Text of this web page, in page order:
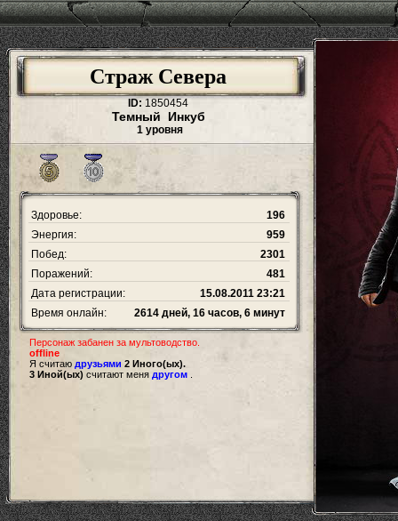
Страж Севера
ID: 1850454
Темный Инкуб
1 уровня
Здоровье:
196
Энергия:
959
Побед:
2301
Поражений:
481
Дата регистрации:
15.08.2011 23:21
Время онлайн:
2614 дней, 16 часов, 6 минут
Персонаж забанен за мультоводство.
offline
Я считаю друзьями 2 Иного(ых).
3 Иной(ых) считают меня другом